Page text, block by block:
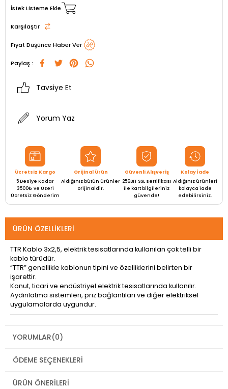
İstek Listeme Ekle
Karşılaştır
Fiyat Düşünce Haber Ver
Paylaş :
Tavsiye Et
Yorum Yaz
Ücretsiz Kargo
5 Desiye Kadar
3500₺ ve Üzeri
Ücretsiz Gönderim
Orijinal Ürün
Aldığınız bütün ürünler
orijinaldir.
Güvenli Alışveriş
256BIT SSL sertifikası
ile kart bilgileriniz
güvende!
Kolay İade
Aldığınız ürünleri
kolayca iade
edebilirsiniz.
ÜRÜN ÖZELLIKLERI
TTR Kablo 3x2,5, elektrik tesisatlarında kullanılan çok telli bir
kablo türüdür.
“TTR” genellikle kablonun tipini ve özelliklerini belirten bir
işarettir.
Konut, ticari ve endüstriyel elektrik tesisatlarında kullanılır.
Aydınlatma sistemleri, priz bağlantıları ve diğer elektriksel
uygulamalarda uygundur.
YORUMLAR(0)
ÖDEME SEÇENEKLERI
ÜRÜN ÖNERILERI